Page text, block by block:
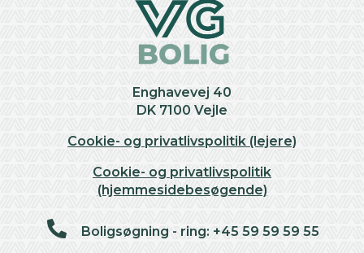
Enghavevej 40
DK 7100 Vejle
Cookie- og privatlivspolitik (lejere)
Cookie- og privatlivspolitik
(hjemmesidebesøgende)
Boligsøgning - ring: +45 59 59 59 55